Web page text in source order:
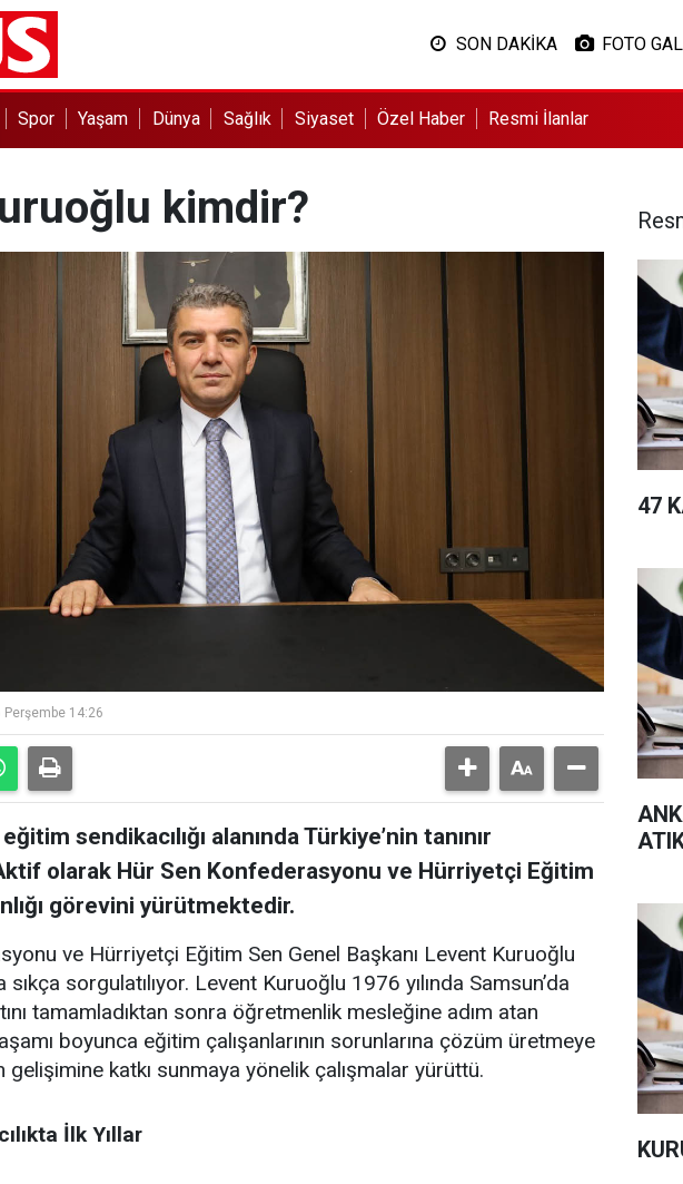
SON DAKİKA FOTO
Spor Yaşam Dünya Sağlık Siyaset Özel Haber Resmi İlanlar
kimdir?
14:26
sendikacılığı alanında Türkiye’nin tanınır
olarak Hür Sen Konfederasyonu ve Hürriyetçi Eğitim
görevini yürütmektedir.
ve Hürriyetçi Eğitim Sen Genel Başkanı Levent Kuruoğlu
sorgulatılıyor. Levent Kuruoğlu 1976 yılında Samsun’da
tamamladıktan sonra öğretmenlik mesleğine adım atan
boyunca eğitim çalışanlarının sorunlarına çözüm üretmeye
katkı sunmaya yönelik çalışmalar yürüttü.
İlk Yıllar
47